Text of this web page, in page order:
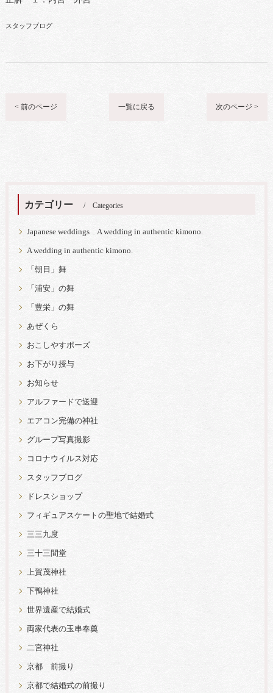
スタッフブログ
< 前のページ 一覧に戻る 次のページ >
カテゴリー Categories
Japanese weddings A wedding in authentic kimono.
A wedding in authentic kimono.
「朝日」舞
「浦安」の舞
「豊栄」の舞
あぜくら
おこしやすポーズ
お下がり授与
お知らせ
アルファードで送迎
エアコン完備の神社
グループ写真撮影
コロナウイルス対応
スタッフブログ
ドレスショップ
フィギュアスケートの聖地で結婚式
三三九度
三十三間堂
上賀茂神社
下鴨神社
世界遺産で結婚式
両家代表の玉串奉奠
二宮神社
京都 前撮り
京都で結婚式の前撮り